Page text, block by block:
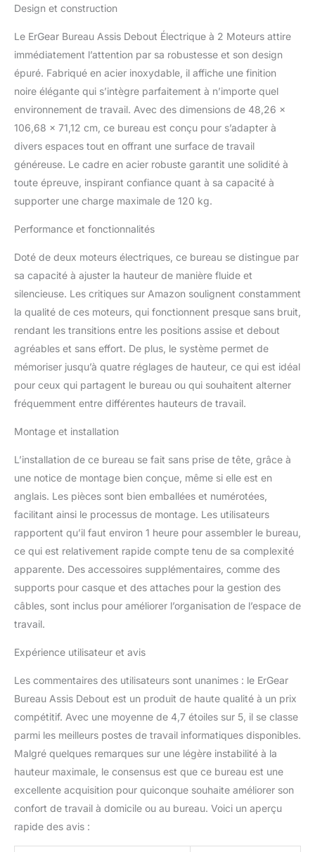
2,54 cm/s entre 72 et
120 cm, testée pour 80
000 cycles afin d'une
fiabilité durable. Pieds
Réglables pour une
Installation Sur Mesure
installation DIY facile, les
pieds réglable bureau à
traverses rétractables
permettent au cadre de
s'adapter à une large
gamme de dimensions
longueurs de 110 à 228
cm et des largeurs de 60
à 80 cm — afin de créer
un poste de travail
parfaitement
personnalisé. Réglage
Intelligent avec Mémoire
Intégrée Le cadre bureau
assis debout se règle
facilement via une
télécommande
intelligente dotée de 4
prolongé offre une
installation flexible,
permettant d'ajuster
facilement les pieds
bureau électrique à votre
position assise ou
debout préférée. Gestion
Rangement Intégrés
Gardez votre espace de
travail ordonné grâce au
bureau assis debout,
organiser les câbles. Les
pieds bureau électrique
de crochets latéraux
pour y suspendre votre
sac ou vos écouteurs,
maintenant un
efficace. Votre Partenaire
de Travail de Confiance
Design et construction
Le ErGear Bureau Assis Debout Électrique à 2 Moteurs attire
immédiatement l’attention par sa robustesse et son design
épuré. Fabriqué en acier inoxydable, il affiche une finition
noire élégante qui s’intègre parfaitement à n’importe quel
environnement de travail. Avec des dimensions de 48,26 x
106,68 x 71,12 cm, ce bureau est conçu pour s’adapter à
divers espaces tout en offrant une surface de travail
généreuse. Le cadre en acier robuste garantit une solidité à
toute épreuve, inspirant confiance quant à sa capacité à
supporter une charge maximale de 120 kg.
Performance et fonctionnalités
Doté de deux moteurs électriques, ce bureau se distingue par
sa capacité à ajuster la hauteur de manière fluide et
silencieuse. Les critiques sur Amazon soulignent constamment
la qualité de ces moteurs, qui fonctionnent presque sans bruit,
rendant les transitions entre les positions assise et debout
agréables et sans effort. De plus, le système permet de
mémoriser jusqu’à quatre réglages de hauteur, ce qui est idéal
pour ceux qui partagent le bureau ou qui souhaitent alterner
fréquemment entre différentes hauteurs de travail.
Montage et installation
L’installation de ce bureau se fait sans prise de tête, grâce à
une notice de montage bien conçue, même si elle est en
anglais. Les pièces sont bien emballées et numérotées,
facilitant ainsi le processus de montage. Les utilisateurs
rapportent qu’il faut environ 1 heure pour assembler le bureau,
ce qui est relativement rapide compte tenu de sa complexité
apparente. Des accessoires supplémentaires, comme des
supports pour casque et des attaches pour la gestion des
câbles, sont inclus pour améliorer l’organisation de l’espace de
travail.
Expérience utilisateur et avis
Les commentaires des utilisateurs sont unanimes : le ErGear
Bureau Assis Debout est un produit de haute qualité à un prix
compétitif. Avec une moyenne de 4,7 étoiles sur 5, il se classe
parmi les meilleurs postes de travail informatiques disponibles.
Malgré quelques remarques sur une légère instabilité à la
hauteur maximale, le consensus est que ce bureau est une
excellente acquisition pour quiconque souhaite améliorer son
confort de travail à domicile ou au bureau. Voici un aperçu
rapide des avis :